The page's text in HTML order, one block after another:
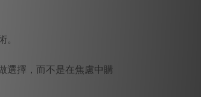
選擇，而不是在焦慮中購